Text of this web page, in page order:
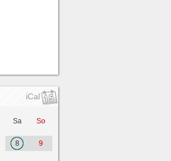
iCal
Sa So
8 9